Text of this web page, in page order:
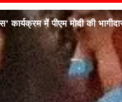
कार्यक्रम में पीएम मोदी की